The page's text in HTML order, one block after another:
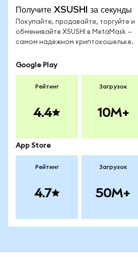
Получите XSUSHI за секунды
Покупайте, продавайте, торгуйте и
обменивайте XSUSHI в MetaMask —
самом надёжном криптокошельке.
Google Play
Рейтинг
4.4
Загрузок
10M+
App Store
Рейтинг
4.7
Загрузок
50M+